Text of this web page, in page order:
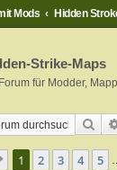
Mods
Hidden Stroke
Strike-Maps
für Modder,
Seite 1von
1 2 3 4 5